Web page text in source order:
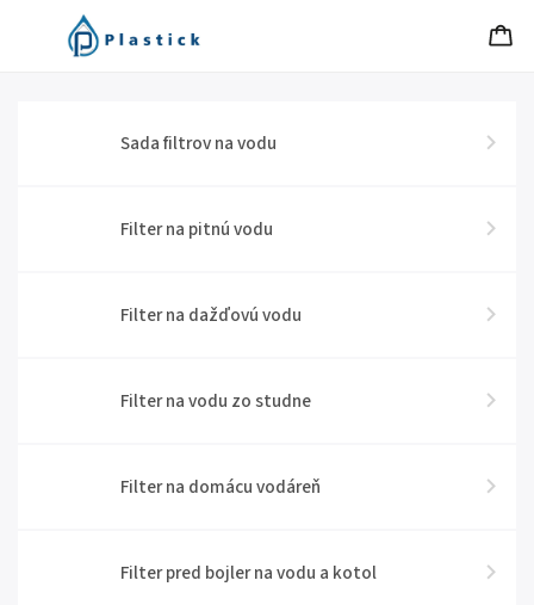
Sada filtrov na vodu
Filter na pitnú vodu
Filter na dažďovú vodu
Filter na vodu zo studne
Filter na domácu vodáreň
Filter pred bojler na vodu a kotol